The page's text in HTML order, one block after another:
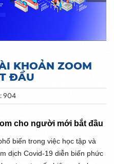
KHOẢN ZOOM
ĐẦU
904
cho người mới bắt đầu
biến trong việc học tập và
dịch Covid-19 diễn biến phức